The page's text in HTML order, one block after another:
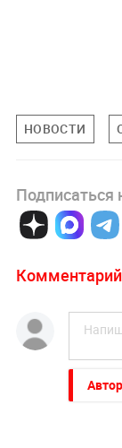
НОВОСТИ
Подписаться
Комментарий